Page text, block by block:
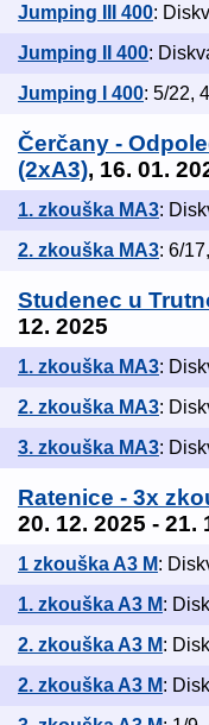
Jumping III 400:
Jumping II 400:
Jumping I 400: 5/22,
Čerčany -
(2xA3), 16. 01.
1. zkouška MA3:
2. zkouška MA3: 6/
Studenec u
12. 2025
1. zkouška MA3:
2. zkouška MA3:
3. zkouška MA3:
Ratenice - 3x
20. 12. 2025 - 21.
1 zkouška A3 M:
1. zkouška A3 M:
2. zkouška A3 M:
2. zkouška A3 M: